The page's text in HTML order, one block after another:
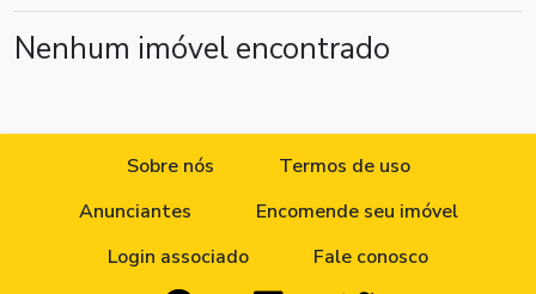
Nenhum imóvel encontrado
Sobre nós
Termos de uso
Anunciantes
Encomende seu imóvel
Login associado
Fale conosco